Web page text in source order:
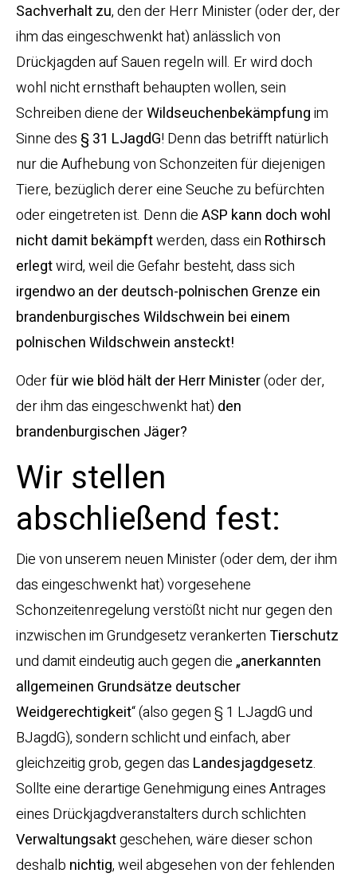
Sachverhalt zu, den der Herr Minister (oder der, der
ihm das eingeschwenkt hat) anlässlich von
Drückjagden auf Sauen regeln will. Er wird doch
wohl nicht ernsthaft behaupten wollen, sein
Schreiben diene derWildseuchenbekämpfungim
Sinne des § 31 LJagdG! Denn das betrifft natürlich
nur die Aufhebung von Schonzeiten für diejenigen
Tiere, bezüglich derer eine Seuche zu befürchten
oder eingetreten ist. Denn dieASP kann doch wohl
nicht damit bekämpftwerden, dass ein Rothirsch
erlegtwird, weil die Gefahr besteht, dass sich
irgendwo an der deutsch-polnischen Grenze ein
brandenburgisches Wildschwein bei einem
polnischen Wildschwein ansteckt!
Oderfür wie blöd hält der Herr Minister(oder der,
der ihm das eingeschwenkt hat) den
brandenburgischen Jäger?
Wir stellen
abschließend fest:
Die von unserem neuen Minister (oder dem, der ihm
das eingeschwenkt hat) vorgesehene
Schonzeitenregelung verstößt nicht nur gegen den
inzwischen im Grundgesetz verankertenTierschutz
und damit eindeutig auch gegen die„anerkannten
allgemeinen Grundsätze deutscher
Weidgerechtigkeit“ (also gegen § 1 LJagdG und
BJagdG), sondern schlicht und einfach, aber
gleichzeitig grob, gegen das Landesjagdgesetz.
Sollte eine derartige Genehmigung eines Antrages
eines Drückjagdveranstalters durch schlichten
Verwaltungsaktgeschehen, wäre dieser schon
deshalb nichtig, weil abgesehen von der fehlenden